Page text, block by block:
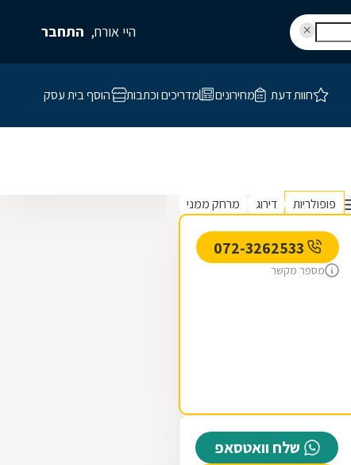
היי אורח, התחבר
חוות דעת מחירונים מדריכים וכתבות הוסף בית עסק
פופולריות דירוג מרחק ממני
מספר מקשר
שלח וואטסאפ